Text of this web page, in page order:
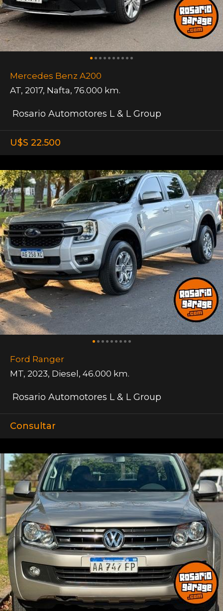
Mercedes Benz A200
AT, 2017, Nafta, 76.000 km.
Rosario Automotores L & L Group
U$S 22.500
Ford Ranger
MT, 2023, Diesel, 46.000 km.
Rosario Automotores L & L Group
Consultar